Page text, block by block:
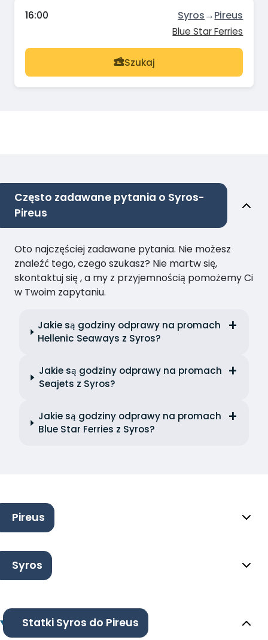
16:00 Syros→Pireus
Blue Star Ferries
Szukaj
Często zadawane pytania o Syros-
Pireus
Oto najczęściej zadawane pytania. Nie możesz
znaleźć tego, czego szukasz? Nie martw się,
skontaktuj się , a my z przyjemnością pomożemy Ci
w Twoim zapytaniu.
Jakie są godziny odprawy na promach
Hellenic Seaways z Syros?
Jakie są godziny odprawy na promach
Seajets z Syros?
Jakie są godziny odprawy na promach
Blue Star Ferries z Syros?
Pireus
Syros
Statki Syros do Pireus